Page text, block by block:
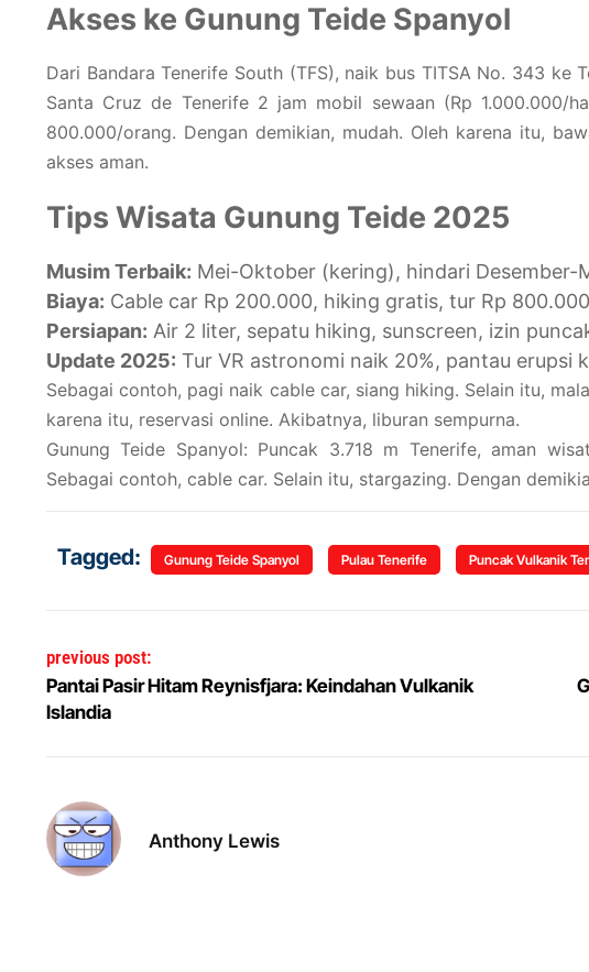
Akses ke Gunung Teide Spanyol
Dari Bandara Tenerife South (TFS), naik bus TITSA No. 343 ke
Santa Cruz de Tenerife 2 jam mobil sewaan (Rp 1.000.000/
800.000/orang. Dengan demikian, mudah. Oleh karena itu,
akses aman.
Tips Wisata Gunung Teide 2025
Musim Terbaik: Mei-Oktober (kering), hindari Desember-
Biaya: Cable car Rp 200.000, hiking gratis, tur Rp
Persiapan: Air 2 liter, sepatu hiking, sunscreen, izin
Update 2025: Tur VR astronomi naik 20%, pantau erupsi
Sebagai contoh, pagi naik cable car, siang hiking. Selain itu,
karena itu, reservasi online. Akibatnya, liburan sempurna.
Gunung Teide Spanyol: Puncak 3.718 m Tenerife, aman
Sebagai contoh, cable car. Selain itu, stargazing. Dengan
Tagged: Gunung Teide Spanyol Pulau Tenerife Puncak Vulkanik
Post navigation
previous post:
Pantai Pasir Hitam Reynisfjara: Keindahan Vulkanik
Islandia
Anthony Lewis